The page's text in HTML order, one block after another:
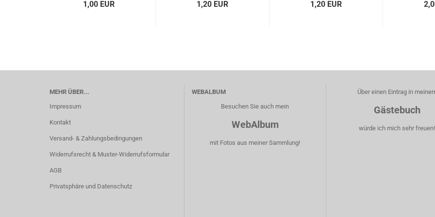
1,00 EUR 1,20 EUR 1,20 EUR
MEHR ÜBER...
Impressum
Kontakt
Versand- & Zahlungsbedingungen
Widerrufsrecht & Muster-Widerrufsformular
AGB
Privatsphäre und Datenschutz
WEBALBUM
Besuchen Sie auch mein
WebAlbum
mit Fotos aus meiner Sammlung!
Über einen Eintrag in
Gästebuch
würde ich mich sehr freuen!